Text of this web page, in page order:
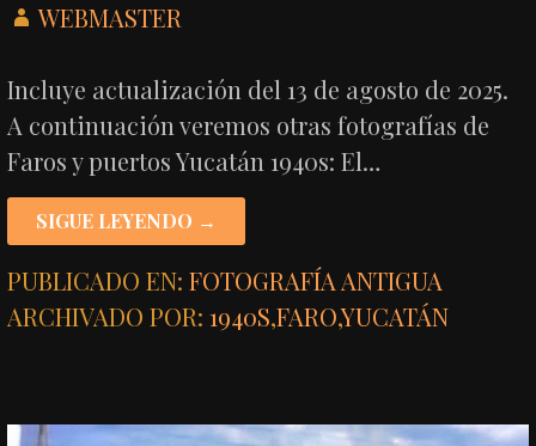
WEBMASTER
Incluye actualización del 13 de agosto de 2025.
A continuación veremos otras fotografías de
Faros y puertos Yucatán 1940s: El…
SIGUE LEYENDO →
PUBLICADO EN:FOTOGRAFÍA ANTIGUA
ARCHIVADO POR:1940S,FARO,YUCATÁN